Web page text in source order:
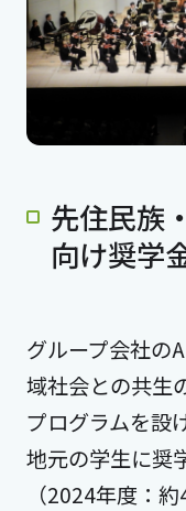
先住民族
向け奨学
グループ会社の
域社会との共生
プログラムを設
地元の学生に奨
（2024年度：約